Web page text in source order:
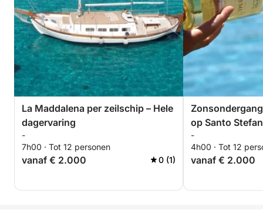
La Maddalena per zeilschip – Hele
dagervaring
-
7h00 · Tot 12 personen
vanaf € 2.000 0 (1)
op Santo
-
4h00 · Tot 12
vanaf € 2.000